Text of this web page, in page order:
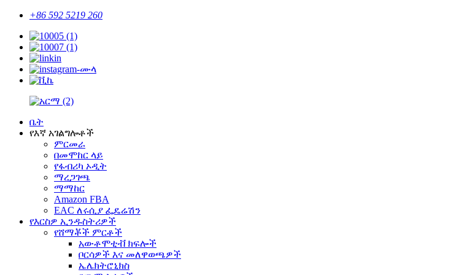
+86 592 5219 260
ቤት
የእኛ አገልግሎቶች
ምርመራ
በመሞከር ላይ
የፋብሪካ ኦዲት
ማረጋገጫ
ማማከር
Amazon FBA
EAC ለሩሲያ ፌዴሬሽን
የእርስዎ ኢንዱስትሪዎች
የሸማቾች ምርቶች
አውቶሞቲቭ ክፍሎች
ቦርሳዎች እና መለዋወጫዎች
ኤሌክትሮኒክስ